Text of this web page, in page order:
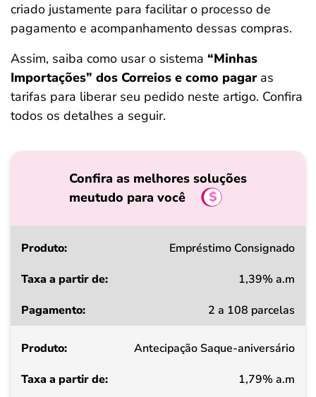
criado justamente para facilitar o processo de
pagamento e acompanhamento dessas compras.
Assim, saiba como usar o sistema “Minhas
Importações” dos Correios e como pagar as
tarifas para liberar seu pedido neste artigo. Confira
todos os detalhes a seguir.
Confira as melhores soluções
meutudo para você
Produto
a
de
Empréstimo Consignado
1,39% a.m
2 a 108 parcelas
Antecipação Saque-aniversário
1,79% a.m